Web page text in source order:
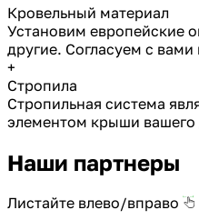
Кровельный материал
Установим европейские
другие. Согласуем с
+
Стропила
Стропильная система
элементом крыши вашего
Наши партнеры
Листайте влево/вправо